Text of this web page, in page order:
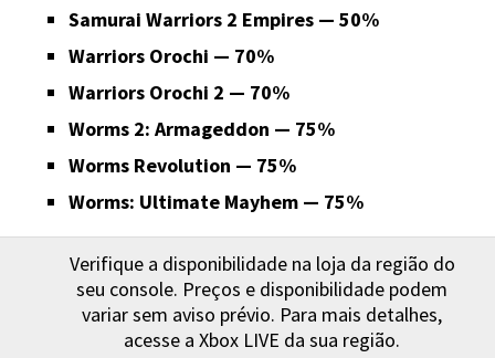
Samurai Warriors 2 Empires — 50%
Warriors Orochi — 70%
Warriors Orochi 2 — 70%
Worms 2: Armageddon — 75%
Worms Revolution — 75%
Worms: Ultimate Mayhem — 75%
Verifique a disponibilidade na loja da região do
seu console. Preços e disponibilidade podem
variar sem aviso prévio. Para mais detalhes,
acesse a Xbox LIVE da sua região.